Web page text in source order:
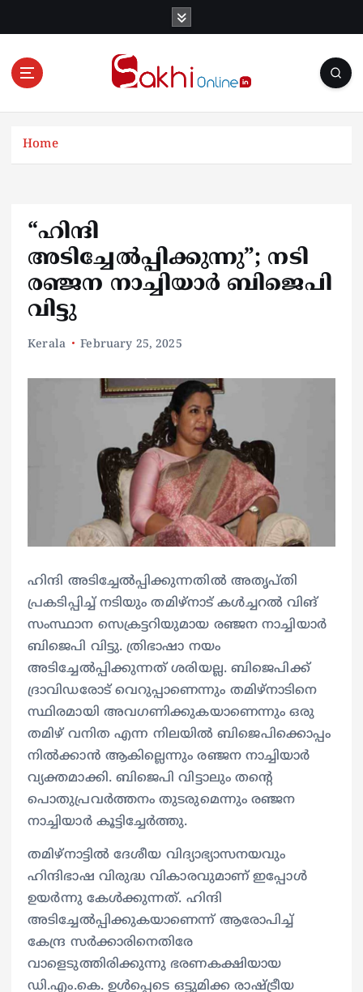
Online News Portal
Home
“ഹിന്ദി
അടിച്ചേൽപ്പിക്കുന്നു”; നടി
രഞ്ജന നാച്ചിയാർ ബിജെപി
വിട്ടു
Kerala February 25, 2025
ഹിന്ദി അടിച്ചേൽപ്പിക്കുന്നതിൽ അതൃപ്തി
പ്രകടിപ്പിച്ച് നടിയും തമിഴ്നാട് കൾച്ചറൽ വിങ്
സംസ്ഥാന സെക്രട്ടറിയുമായ രഞ്ജന നാച്ചിയാർ
ബിജെപി വിട്ടു. ത്രിഭാഷാ നയം
അടിച്ചേൽപ്പിക്കുന്നത് ശരിയല്ല. ബിജെപിക്ക്
ദ്രാവിഡരോട് വെറുപ്പാണെന്നും തമിഴ്നാടിനെ
സ്ഥിരമായി അവഗണിക്കുകയാണെന്നും ഒരു
തമിഴ് വനിത എന്ന നിലയിൽ ബിജെപിക്കൊപ്പം
നിൽക്കാൻ ആകില്ലെന്നും രഞ്ജന നാച്ചിയാർ
വ്യക്തമാക്കി. ബിജെപി വിട്ടാലും തന്റെ
പൊതുപ്രവർത്തനം തുടരുമെന്നും രഞ്ജന
നാച്ചിയാർ കൂട്ടിച്ചേർത്തു.
തമിഴ്‌നാട്ടിൽ ദേശീയ വിദ്യാഭ്യാസനയവും
ഹിന്ദിഭാഷ വിരുദ്ധ വികാരവുമാണ് ഇപ്പോൾ
ഉയർന്നു കേൾക്കുന്നത്. ഹിന്ദി
അടിച്ചേൽപ്പിക്കുകയാണെന്ന് ആരോപിച്ച്
കേന്ദ്ര സർക്കാരിനെതിരേ
വാളെടുത്തിരിക്കുന്നു ഭരണകക്ഷിയായ
ഡി.എം.കെ. ഉൾപ്പെടെ ഒട്ടുമിക്ക രാഷ്ട്രീയ